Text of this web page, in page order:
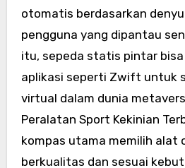
otomatis berdasarkan
pengguna yang dipantau
itu, sepeda statis pintar
aplikasi seperti Zwift untuk
virtual dalam dunia
Peralatan Sport Kekinian
kompas utama memilih alat
berkualitas dan sesuai